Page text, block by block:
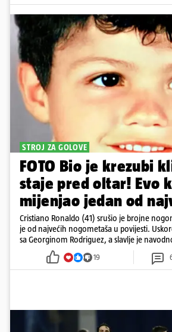
STROJ ZA GOLOVE
FOTO Bio je krezubi
staje pred oltar! Evo
mijenjao jedan od
Cristiano Ronaldo (41) srušio je brojne
je od najvećih nogometaša u povijesti.
sa Georginom Rodriguez, a slavlje je
19